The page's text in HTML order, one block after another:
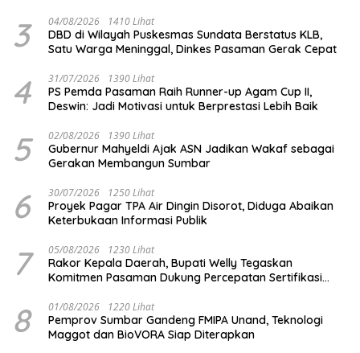
3 04/08/2026 1410 Lihat
DBD di Wilayah Puskesmas Sundata Berstatus KLB,
Satu Warga Meninggal, Dinkes Pasaman Gerak Cepat
4 31/07/2026 1390 Lihat
PS Pemda Pasaman Raih Runner-up Agam Cup II,
Deswin: Jadi Motivasi untuk Berprestasi Lebih Baik
5 02/08/2026 1390 Lihat
Gubernur Mahyeldi Ajak ASN Jadikan Wakaf sebagai
Gerakan Membangun Sumbar
6 30/07/2026 1250 Lihat
Proyek Pagar TPA Air Dingin Disorot, Diduga Abaikan
Keterbukaan Informasi Publik
7 05/08/2026 1230 Lihat
Rakor Kepala Daerah, Bupati Welly Tegaskan
Komitmen Pasaman Dukung Percepatan Sertifikasi
8 01/08/2026 1220 Lihat
Pemprov Sumbar Gandeng FMIPA Unand, Teknologi
Maggot dan BioVORA Siap Diterapkan